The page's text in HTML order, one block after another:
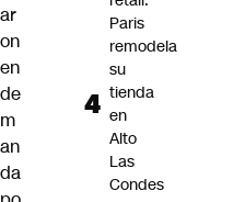
ar
on
en
de
m
an
da
Paris
remodela
su
tienda
en
Alto
Las
Condes